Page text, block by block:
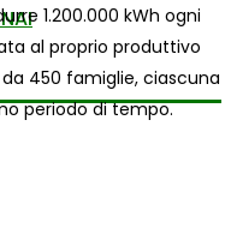
1.200.000 kWh ogni
al proprio produttivo
450 famiglie, ciascuna
periodo di tempo.